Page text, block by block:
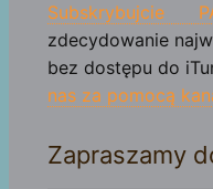
Subskrybujcie
zdecydowanie
bez dostępu do
nas za pomocą
Zapraszamy